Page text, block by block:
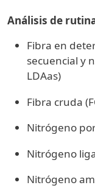
Análisis de
Fibra en
secuencial y
LDAas)
Fibra cruda
Nitrógeno
Nitrógeno
Nitrógeno